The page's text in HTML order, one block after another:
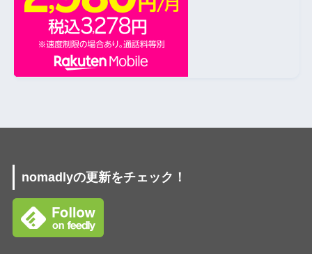
nomadlyの更新をチェック！